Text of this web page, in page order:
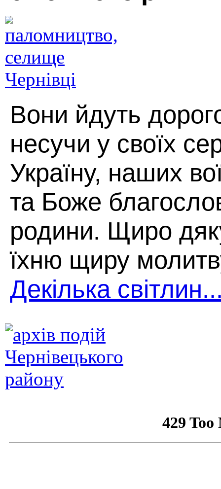
Вони йдуть
несучи у своїх
Україну, наших
та Боже
родини. Щиро
їхню щиру
Декілька